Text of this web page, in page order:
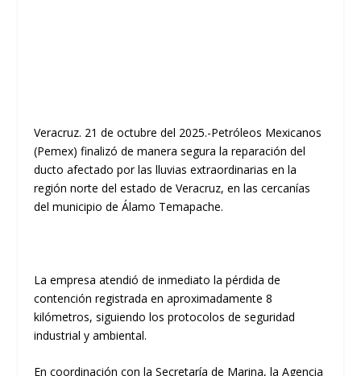
Veracruz. 21 de octubre del 2025.-Petróleos Mexicanos
(Pemex) finalizó de manera segura la reparación del
ducto afectado por las lluvias extraordinarias en la
región norte del estado de Veracruz, en las cercanías
del municipio de Álamo Temapache.
La empresa atendió de inmediato la pérdida de
contención registrada en aproximadamente 8
kilómetros, siguiendo los protocolos de seguridad
industrial y ambiental.
En coordinación con la Secretaría de Marina, la Agencia